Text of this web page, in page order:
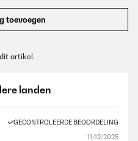
toevoegen
artikel.
landen
GECONTROLEERDE BEOORDELING
11/12/2025